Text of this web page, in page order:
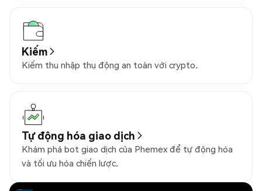
Kiếm
Kiếm thu nhập thụ động an toàn với crypto.
Tự động hóa giao dịch
Khám phá bot giao dịch của Phemex để tự động hóa
và tối ưu hóa chiến lược.